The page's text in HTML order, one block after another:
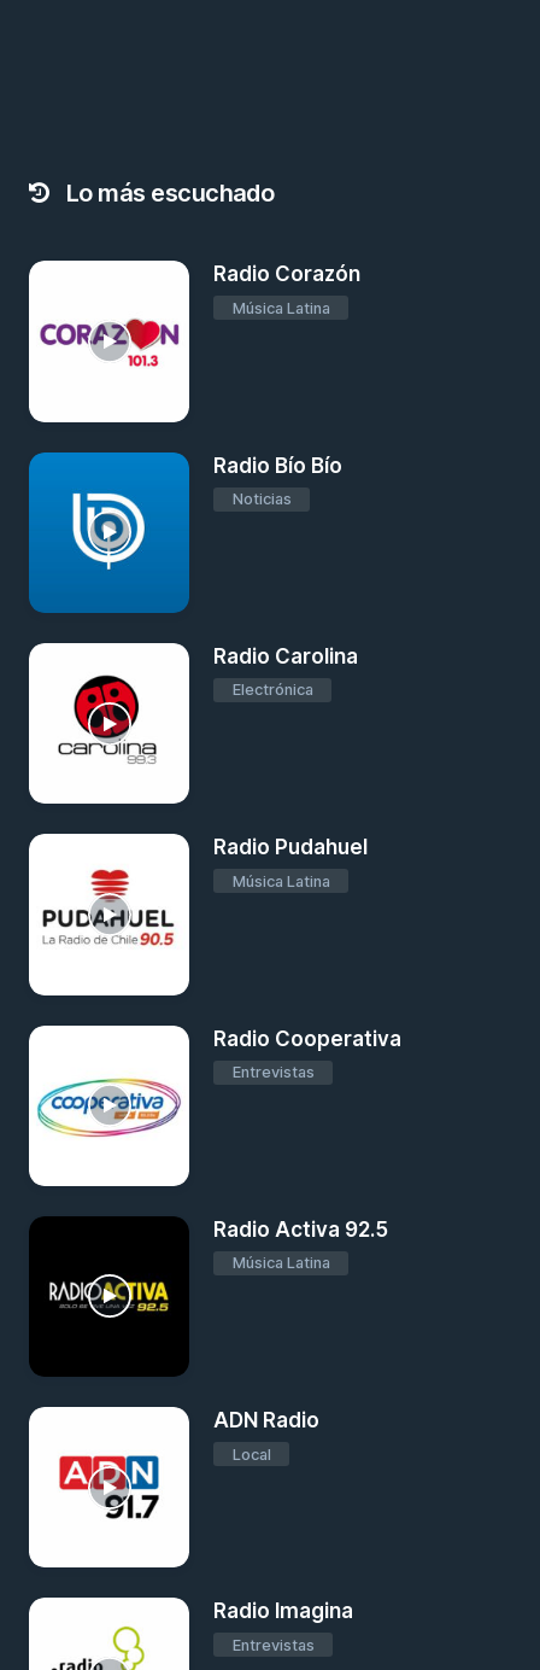
Lo más escuchado
Radio Corazón
Música Latina
Radio Bío Bío
Noticias
Radio Carolina
Electrónica
Radio Pudahuel
Música Latina
Radio Cooperativa
Entrevistas
Radio Activa 92.5
Música Latina
ADN Radio
Local
Radio Imagina
Entrevistas